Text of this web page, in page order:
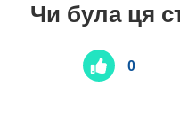
Чи була ця
0